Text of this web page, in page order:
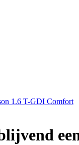
1.6 T-GDI Comfort